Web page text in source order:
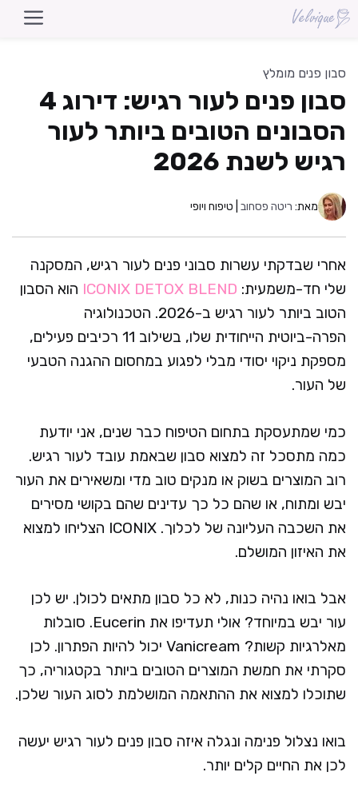
לדלג
לתוכן
סבון פנים מומלץ
סבון פנים לעור רגיש: דירוג 4
הסבונים הטובים ביותר לעור
רגיש לשנת 2026
מאת: ריטה פסחוב | טיפוח ויופי
אחרי שבדקתי עשרות סבוני פנים לעור רגיש, המסקנה
שלי חד-משמעית: ICONIX DETOX BLEND הוא הסבון
הטוב ביותר לעור רגיש ב-2026. הטכנולוגיה
הפרה-ביוטית הייחודית שלו, בשילוב 11 רכיבים פעילים,
מספקת ניקוי יסודי מבלי לפגוע במחסום ההגנה הטבעי
של העור.
כמי שמתעסקת בתחום הטיפוח כבר שנים, אני יודעת
כמה מתסכל זה למצוא סבון שבאמת עובד לעור רגיש.
רוב המוצרים בשוק או מנקים טוב מדי ומשאירים את העור
יבש ומתוח, או שהם כל כך עדינים שהם בקושי מסירים
את השכבה העליונה של לכלוך. ICONIX הצליחו למצוא
את האיזון המושלם.
אבל בואו נהיה כנות, לא כל סבון מתאים לכולן. יש לכן
עור יבש במיוחד? אולי תעדיפו את Eucerin. סובלות
מאלרגיות קשות? Vanicream יכול להיות הפתרון. לכן
סקרתי את חמשת המוצרים הטובים ביותר בקטגוריה, כך
שתוכלו למצוא את ההתאמה המושלמת לסוג העור שלכן.
בואו נצלול פנימה ונגלה איזה סבון פנים לעור רגיש יעשה
לכן את החיים קלים יותר.